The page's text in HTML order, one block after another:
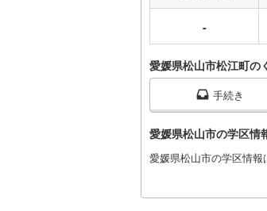
-
愛媛県松山市松江町の
手続き
愛媛県松山市の学区情
愛媛県松山市の学区情報